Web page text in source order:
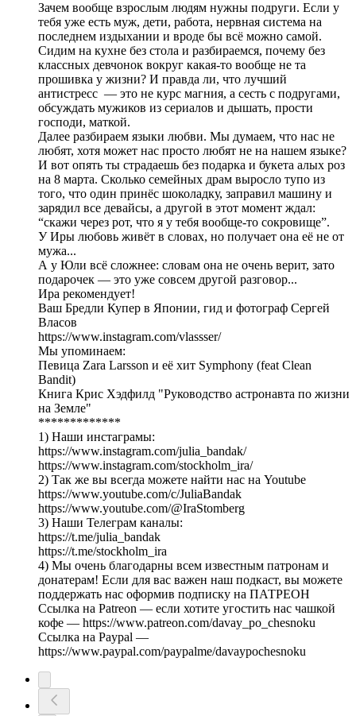
Зачем вообще взрослым людям нужны подруги. Если у
тебя уже есть муж, дети, работа, нервная система на
последнем издыхании и вроде бы всё можно самой.
Сидим на кухне без стола и разбираемся, почему без
классных девчонок вокруг какая-то вообще не та
прошивка у жизни? И правда ли, что лучший
антистресс — это не курс магния, а сесть с подругами,
обсуждать мужиков из сериалов и дышать, прости
господи, маткой.
Далее разбираем языки любви. Мы думаем, что нас не
любят, хотя может нас просто любят не на нашем языке?
И вот опять ты страдаешь без подарка и букета алых роз
на 8 марта. Сколько семейных драм выросло тупо из
того, что один принёс шоколадку, заправил машину и
зарядил все девайсы, а другой в этот момент ждал:
“скажи через рот, что я у тебя вообще-то сокровище”.
У Иры любовь живёт в словах, но получает она её не от
мужа...
А у Юли всё сложнее: словам она не очень верит, зато
подарочек — это уже совсем другой разговор...
Ира рекомендует!
Ваш Бредли Купер в Японии, гид и фотограф Сергей
Власов
https://www.instagram.com/vlassser/
Мы упоминаем:
Певица Zara Larsson и её хит Symphony (feat Clean
Bandit)
Книга Крис Хэдфилд "Руководство астронавта по жизни
на Земле"
*************
1) Наши инстаграмы:
https://www.instagram.com/julia_bandak/
https://www.instagram.com/stockholm_ira/
2) Так же вы всегда можете найти нас на Youtube
https://www.youtube.com/c/JuliaBandak
https://www.youtube.com/@IraStomberg
3) Наши Телеграм каналы:
https://t.me/julia_bandak
https://t.me/stockholm_ira
4) Мы очень благодарны всем известным патронам и
донатерам! Если для вас важен наш подкаст, вы можете
поддержать нас оформив подписку на ПАТРЕОН
Ссылка на Patreon — если хотите угостить нас чашкой
кофе — https://www.patreon.com/davay_po_chesnoku
Ссылка на Paypal —
https://www.paypal.com/paypalme/davaypochesnoku